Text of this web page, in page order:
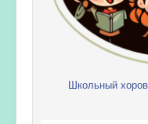
Школьный